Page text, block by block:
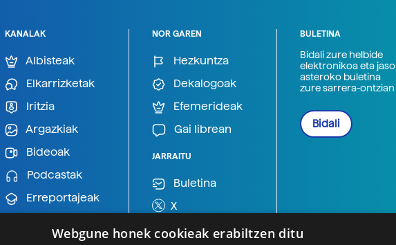
KANALAK
Albisteak
Elkarrizketak
Iritzia
Argazkiak
Bideoak
Podcastak
Erreportajeak
NOR GAREN
Hezkuntza
Dekalogoak
Efemerideak
Gai librean
JARRAITU
Buletina
X
BlueSky
BULETINA
Bidali zure helbide
elektronikoa eta jaso
asteroko buletina
zure sarrera-ontzian
Bidali
Webgune honek cookieak erabiltzen ditu